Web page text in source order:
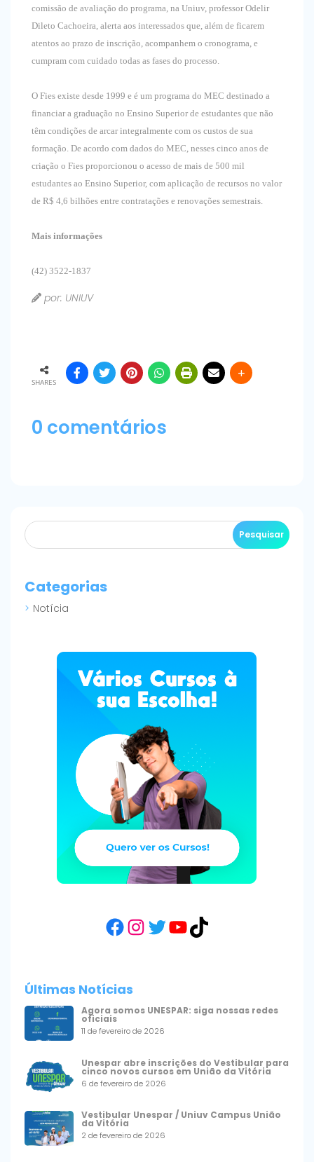
comissão de avaliação do programa, na Uniuv, professor Odelir
Dileto Cachoeira, alerta aos interessados que, além de ficarem
atentos ao prazo de inscrição, acompanhem o cronograma, e
cumpram com cuidado todas as fases do processo.
O Fies existe desde 1999 e é um programa do MEC destinado a
financiar a graduação no Ensino Superior de estudantes que não
têm condições de arcar integralmente com os custos de sua
formação. De acordo com dados do MEC, nesses cinco anos de
criação o Fies proporcionou o acesso de mais de 500 mil
estudantes ao Ensino Superior, com aplicação de recursos no valor
de R$ 4,6 bilhões entre contratações e renovações semestrais.
Mais informações
(42) 3522-1837
por: UNIUV
SHARES
0 comentários
Categorias
Notícia
Facebook
Instagram
Twitter
YouTube
TikTok
Últimas Notícias
Agora somos UNESPAR: siga nossas redes
oficiais
11 de fevereiro de 2026
Unespar abre inscrições do Vestibular para
cinco novos cursos em União da Vitória
6 de fevereiro de 2026
Vestibular Unespar / Uniuv Campus União
da Vitória
2 de fevereiro de 2026